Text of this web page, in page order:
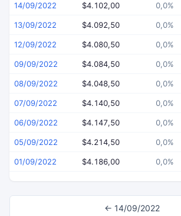
14/09/2022 $4.102,00 0,0%
13/09/2022 $4.092,50 0,0%
12/09/2022 $4.080,50 0,0%
09/09/2022 $4.084,50 0,0%
08/09/2022 $4.048,50 0,0%
07/09/2022 $4.140,50 0,0%
06/09/2022 $4.147,50 0,0%
05/09/2022 $4.214,50 0,0%
01/09/2022 $4.186,00 0,0%
← 14/09/2022